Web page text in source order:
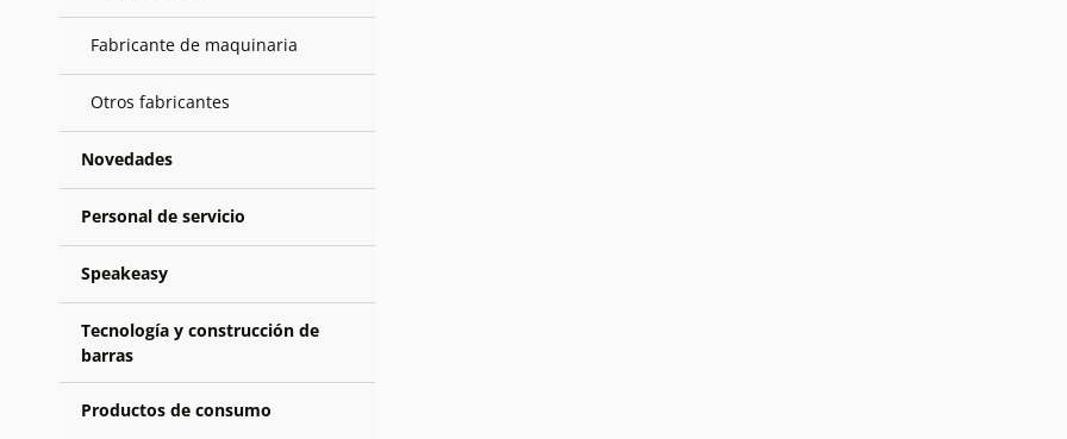
Fabricante de maquinaria
Otros fabricantes
Novedades
Personal de servicio
Speakeasy
Tecnología y construcción de
barras
Productos de consumo